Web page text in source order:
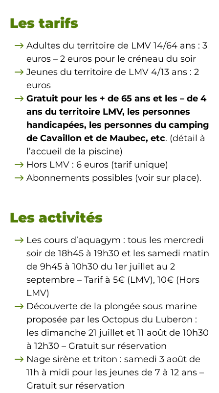
Les tarifs
Adultes du territoire de LMV 14/64 ans : 3
euros – 2 euros pour le créneau du soir
Jeunes du territoire de LMV 4/13 ans : 2
euros
Gratuit pour les + de 65 ans et les – de 4
ans du territoire LMV, les personnes
handicapées, les personnes du camping
de Cavaillon et de Maubec, etc. (détail à
l’accueil de la piscine)
Hors LMV : 6 euros (tarif unique)
Abonnements possibles (voir sur place).
Les activités
Les cours d’aquagym : tous les mercredi
soir de 18h45 à 19h30 et les samedi matin
de 9h45 à 10h30 du 1er juillet au 2
septembre – Tarif à 5€ (LMV), 10€ (Hors
LMV)
Découverte de la plongée sous marine
proposée par les Octopus du Luberon :
les dimanche 21 juillet et 11 août de 10h30
à 12h30 – Gratuit sur réservation
Nage sirène et triton : samedi 3 août de
11h à midi pour les jeunes de 7 à 12 ans –
Gratuit sur réservation